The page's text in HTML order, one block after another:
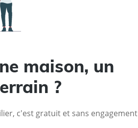
maison, un
?
c'est gratuit et sans engagement